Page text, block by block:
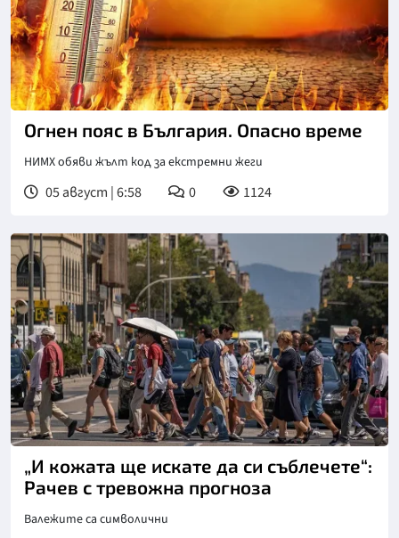
Огнен пояс в България. Опасно време
НИМХ обяви жълт код за екстремни жеги
05 август | 6:58 0 1124
„И кожата ще искате да си съблечете“:
Рачев с тревожна прогноза
Валежите са символични